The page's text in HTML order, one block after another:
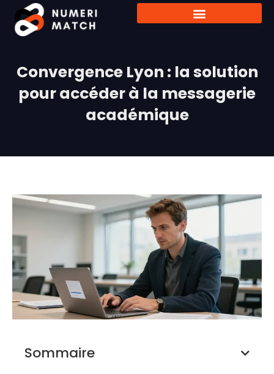
Convergence Lyon : la solution
pour accéder à la messagerie
académique
Sommaire